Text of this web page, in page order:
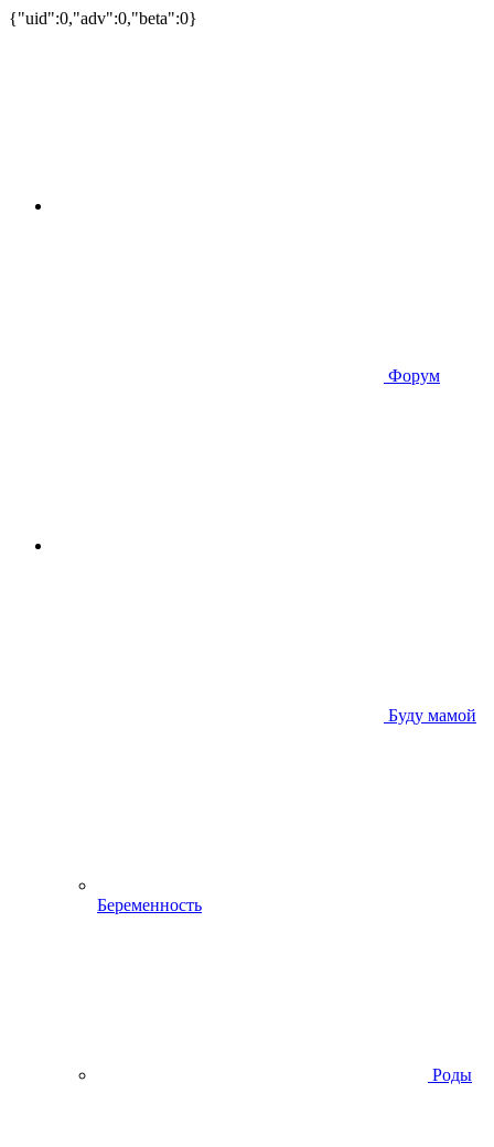
{"uid":0,"adv":0,"beta":0}
Форум
Буду мамой
Беременность
Роды